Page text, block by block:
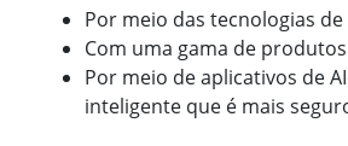
Por meio das tecnologias
Com uma gama de
Por meio de aplicativos de
inteligente que é mais